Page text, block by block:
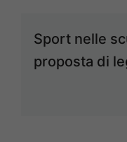
Sport nelle
proposta di